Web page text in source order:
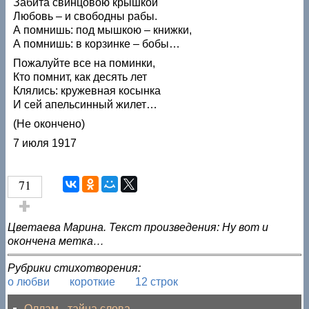
Любовь – и свободны рабы.
А помнишь: под мышкою – книжки,
А помнишь: в корзинке – бобы…
Пожалуйте все на поминки,
Кто помнит, как десять лет
Клялись: кружевная косынка
И сей апельсинный жилет…
(Не окончено)
7 июля 1917
71
Голос за!
Цветаева Марина. Текст произведения: Ну вот и
окончена метка…
Рубрики стихотворения:
о любви
короткие 12 строк